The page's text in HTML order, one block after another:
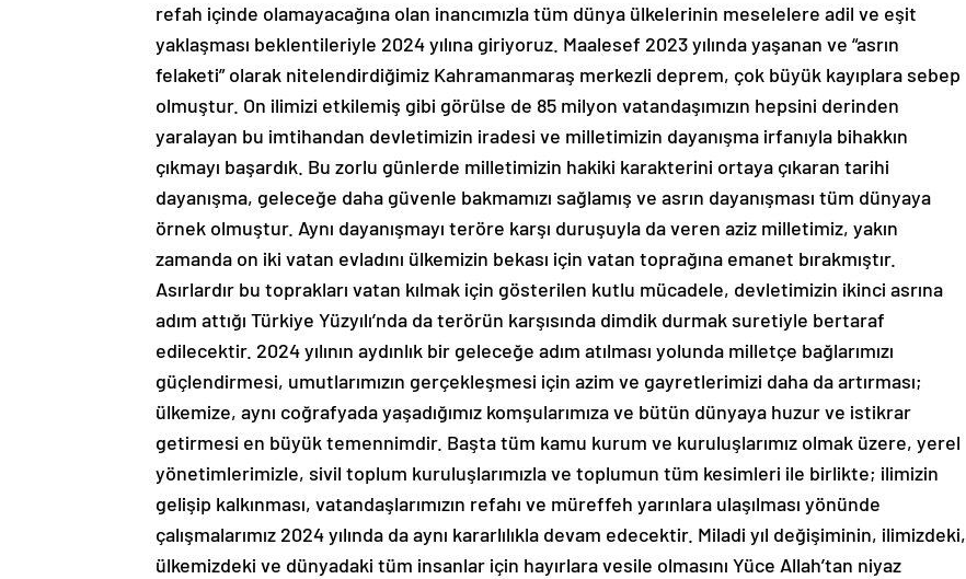
refah içinde olamayacağına olan inancımızla tüm dünya ülkelerinin meselelere adil ve eşit
yaklaşması beklentileriyle 2024 yılına giriyoruz. Maalesef 2023 yılında yaşanan ve “asrın
felaketi” olarak nitelendirdiğimiz Kahramanmaraş merkezli deprem, çok büyük kayıplara sebep
olmuştur. On ilimizi etkilemiş gibi görülse de 85 milyon vatandaşımızın hepsini derinden
yaralayan bu imtihandan devletimizin iradesi ve milletimizin dayanışma irfanıyla bihakkın
çıkmayı başardık. Bu zorlu günlerde milletimizin hakiki karakterini ortaya çıkaran tarihi
dayanışma, geleceğe daha güvenle bakmamızı sağlamış ve asrın dayanışması tüm dünyaya
örnek olmuştur. Aynı dayanışmayı teröre karşı duruşuyla da veren aziz milletimiz, yakın
zamanda on iki vatan evladını ülkemizin bekası için vatan toprağına emanet bırakmıştır.
Asırlardır bu toprakları vatan kılmak için gösterilen kutlu mücadele, devletimizin ikinci asrına
adım attığı Türkiye Yüzyılı’nda da terörün karşısında dimdik durmak suretiyle bertaraf
edilecektir. 2024 yılının aydınlık bir geleceğe adım atılması yolunda milletçe bağlarımızı
güçlendirmesi, umutlarımızın gerçekleşmesi için azim ve gayretlerimizi daha da artırması;
ülkemize, aynı coğrafyada yaşadığımız komşularımıza ve bütün dünyaya huzur ve istikrar
getirmesi en büyük temennimdir. Başta tüm kamu kurum ve kuruluşlarımız olmak üzere, yerel
yönetimlerimizle, sivil toplum kuruluşlarımızla ve toplumun tüm kesimleri ile birlikte; ilimizin
gelişip kalkınması, vatandaşlarımızın refahı ve müreffeh yarınlara ulaşılması yönünde
çalışmalarımız 2024 yılında da aynı kararlılıkla devam edecektir. Miladi yıl değişiminin, ilimizdeki,
ülkemizdeki ve dünyadaki tüm insanlar için hayırlara vesile olmasını Yüce Allah’tan niyaz